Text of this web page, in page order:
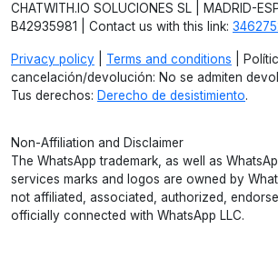
CHATWITH.IO SOLUCIONES SL | MADRID-
B42935981 | Contact us with this link:
Privacy policy Terms and conditions |
cancelación/devolución: No se admiten
Tus derechos: Derecho de desistimiento.
Non-Affiliation and Disclaimer
The WhatsApp trademark, as well as
services marks and logos are owned by
not affiliated, associated, authorized,
officially connected with WhatsApp LLC.